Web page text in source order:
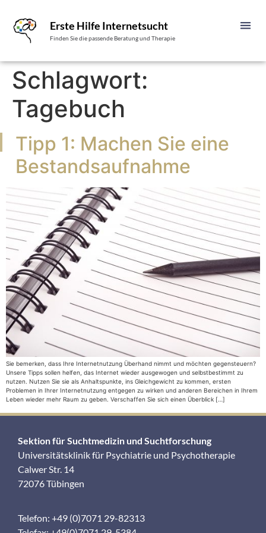
Erste Hilfe Internetsucht
Finden Sie die passende Beratung und Therapie
Schlagwort:
Tagebuch
Tipp 1: Machen Sie eine
Bestandsaufnahme
Sie bemerken, dass Ihre Internetnutzung Überhand nimmt und möchten gegensteuern?
Unsere Tipps sollen helfen, das Internet wieder ausgewogen und selbstbestimmt zu
nutzen. Nutzen Sie sie als Anhaltspunkte, ins Gleichgewicht zu kommen, ersten
Problemen in Ihrer Internetnutzung entgegen zu wirken und anderen Bereichen in Ihrem
Leben wieder mehr Raum zu geben. Verschaffen Sie sich einen Überblick […]
Sektion für Suchtmedizin und Suchtforschung
Universitätsklinik für Psychiatrie und Psychotherapie
Calwer Str. 14
72076 Tübingen
Telefon: +49 (0)7071 29-82313